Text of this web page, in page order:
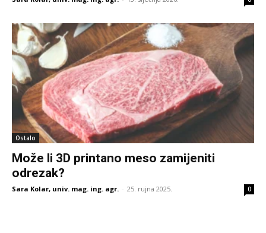
Ostalo
Može li 3D printano meso zamijeniti
odrezak?
Sara Kolar, univ. mag. ing. agr. - 25. rujna 2025. 0